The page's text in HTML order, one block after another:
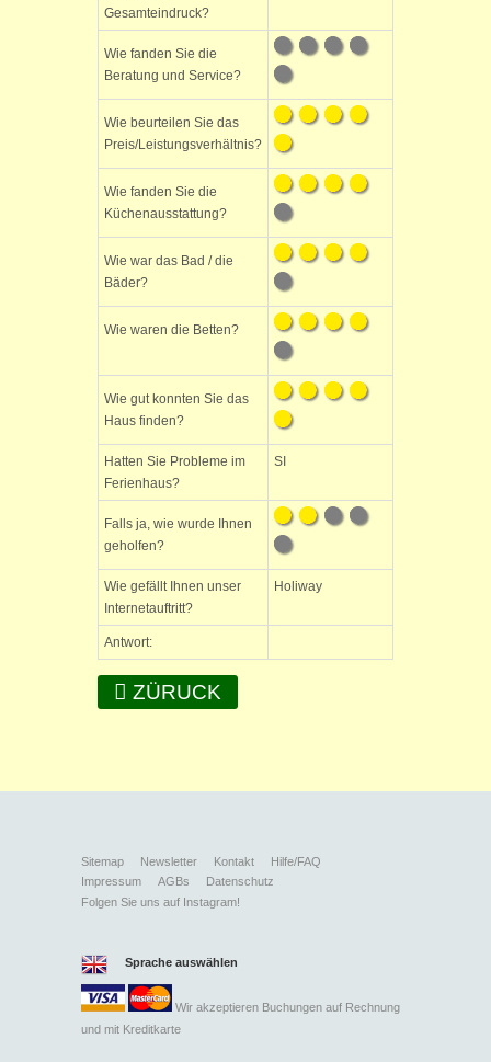
Gesamteindruck?
Wie fanden Sie die
Beratung und Service?
Wie beurteilen Sie das
Preis/Leistungsverhältnis?
Wie fanden Sie die
Küchenausstattung?
Wie war das Bad / die
Bäder?
Wie waren die Betten?
Wie gut konnten Sie das
Haus finden?
Hatten Sie Probleme im
Ferienhaus?
SI
Falls ja, wie wurde Ihnen
geholfen?
Wie gefällt Ihnen unser
Internetauftritt?
Holiway
Antwort:
ZÜRUCK
Sitemap Newsletter Kontakt
Hilfe/FAQ
Impressum
AGBs
Datenschutz
Folgen Sie uns auf Instagram!
Sprache auswählen
Wir akzeptieren Buchungen auf Rechnung
und mit Kreditkarte